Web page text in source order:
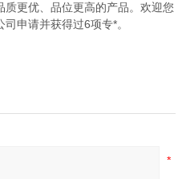
更优、品位更高的产品。欢迎您
申请并获得过6项专*。